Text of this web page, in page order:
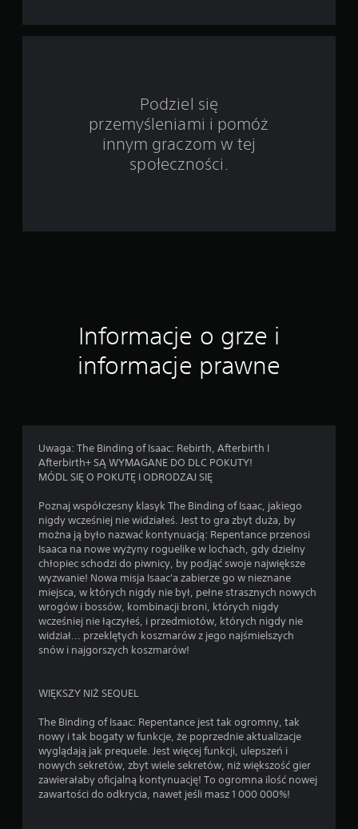
t
Podziel się
przemyśleniami i pomóż
innym graczom w tej
społeczności.
Informacje o grze i
informacje prawne
Uwaga: The Binding of Isaac: Rebirth, Afterbirth I
Afterbirth+ SĄ WYMAGANE DO DLC POKUTY!
MÓDL SIĘ O POKUTĘ I ODRODZAJ SIĘ
Poznaj współczesny klasyk The Binding of Isaac, jakiego
nigdy wcześniej nie widziałeś. Jest to gra zbyt duża, by
można ją było nazwać kontynuacją: Repentance przenosi
Isaaca na nowe wyżyny roguelike w lochach, gdy dzielny
chłopiec schodzi do piwnicy, by podjąć swoje największe
wyzwanie! Nowa misja Isaac'a zabierze go w nieznane
miejsca, w których nigdy nie był, pełne strasznych nowych
wrogów i bossów, kombinacji broni, których nigdy
wcześniej nie łączyłeś, i przedmiotów, których nigdy nie
widział... przeklętych koszmarów z jego najśmielszych
snów i najgorszych koszmarów!
WIĘKSZY NIŻ SEQUEL
The Binding of Isaac: Repentance jest tak ogromny, tak
nowy i tak bogaty w funkcje, że poprzednie aktualizacje
wyglądają jak prequele. Jest więcej funkcji, ulepszeń i
nowych sekretów, zbyt wiele sekretów, niż większość gier
zawierałaby oficjalną kontynuację! To ogromna ilość nowej
zawartości do odkrycia, nawet jeśli masz 1 000 000%!